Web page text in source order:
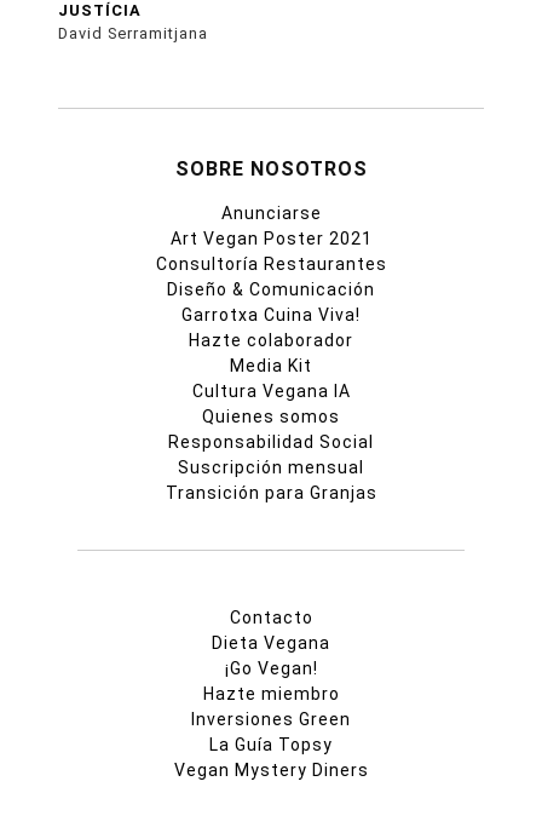
JUSTÍCIA
David Serramitjana
SOBRE NOSOTROS
Anunciarse
Art Vegan Poster 2021
Consultoría Restaurantes
Diseño & Comunicación
Garrotxa Cuina Viva!
Hazte colaborador
Media Kit
Cultura Vegana IA
Quienes somos
Responsabilidad Social
Suscripción mensual
Transición para Granjas
Contacto
Dieta Vegana
¡Go Vegan!
Hazte miembro
Inversiones Green
La Guía Topsy
Vegan Mystery Diners